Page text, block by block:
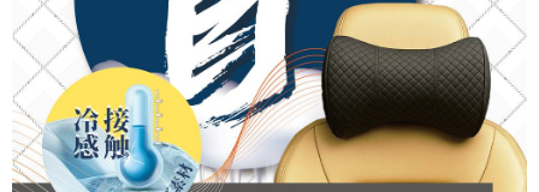
權轉讓予恩沛科技股份有限公司。
２．關於個人資料處理事宜，請瀏覽以下網址：
https://aftee.tw/terms/#terms3
３．未成年的使用者請事先徵得法定代理人或監護人之同意方可使用
「AFTEE先享後付」，若未經同意申辦者引起之損失，本公司不負相關責
任。
４．使用「AFTEE先享後付」時，將依據個別帳號之用戶狀況，依本公司即
時審查核予不同之上限額度；若仍有額度不足之情形，本公司將視審查結果
請求用戶進行身份認證。
付款後7-11取貨 (運費70$)
每筆NT$70，滿NT$490(含以上)免運費
宅配寄送，滿490免運費(運費$70)
每筆NT$70，滿NT$490(含以上)免運費